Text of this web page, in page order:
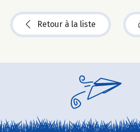
Retour à la liste